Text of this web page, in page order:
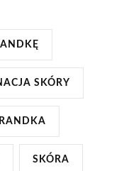
SKÓRY
RANDKA
SKÓRA